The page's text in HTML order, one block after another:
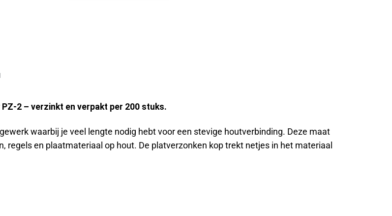
2 – verzinkt en verpakt per 200 stuks.
waarbij je veel lengte nodig hebt voor een stevige houtverbinding. Deze maat
regels en plaatmateriaal op hout. De platverzonken kop trekt netjes in het materiaal